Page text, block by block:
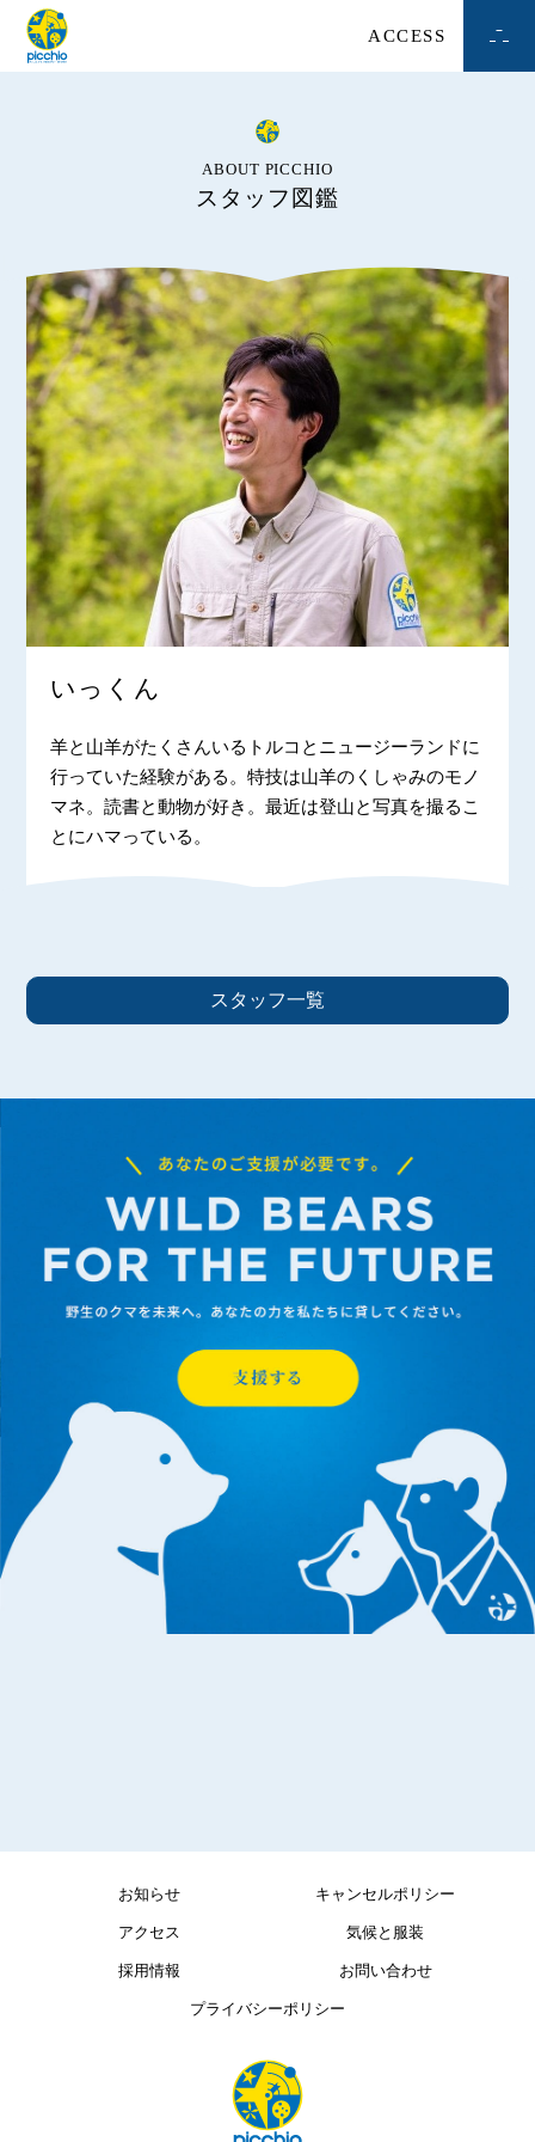
ACCESS
ABOUT PICCHIO
スタッフ図鑑
いっくん
羊と山羊がたくさんいるトルコとニュージーランドに
行っていた経験がある。特技は山羊のくしゃみのモノ
マネ。読書と動物が好き。最近は登山と写真を撮るこ
とにハマっている。
スタッフ一覧
お知らせ キャンセルポリシー
アクセス 気候と服装
採用情報 お問い合わせ
プライバシーポリシー